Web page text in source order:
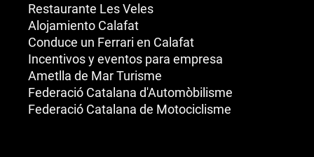
Restaurante Les Veles
Alojamiento Calafat
Conduce un Ferrari en Calafat
Incentivos y eventos para empresa
Ametlla de Mar Turisme
Federació Catalana d'Automòbilisme
Federació Catalana de Motociclisme